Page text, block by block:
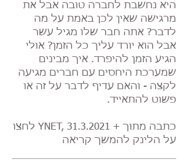
היא נחשבת לחברה טובה אבל את
מרגישה שאין לכן באמת על מה
לדבר? אתה חבר שלו מגיל עשר
אבל הוא יורד עליך כל הזמן? אולי
הגיע הזמן להיפרד. איך מבינים
שמערכת היחסים עם חברים מגיעה
לקצה - והאם עדיף לדבר על זה או
פשוט להתאייד.
כתבה מתוך + YNET, 31.3.2021
לחצו
על הלינק להמשך קריאה